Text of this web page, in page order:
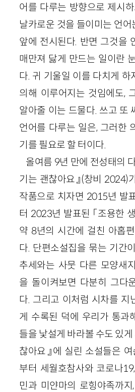
어를 다루는 방향으로 제시
날카로운 것을 들이미는 언어
앞에 전시된다. 반면 그것을
매만져 닳게 만드는 일이란
다. 귀 기울일 이를 다치게 하
의해 이루어지는 것임에도,
알아줄 이는 드물다. 쓰고 또
언어를 다루는 일은, 그러한
기를 필요로 할 터이다.
올여름 9년 만에 전성태의
기는 괜찮아요』(창비 2024)
작품으로 치자면 2015년 발
터 2023년 발표된 「조용한
약 8년의 시간에 걸친 아홉
다. 단편소설집을 묶는 기간
추세와는 사뭇 다른 모양새
을 돌이켜보면 다분히 그다
다. 그리고 이처럼 시차를 지
게 수록된 덕에 우리가 통과
들을 낯설게 바라볼 수도 있게
찮아요』에 실린 소설들은
부터 세월호참사와 코로나
민과 미얀마의 로힝야족까